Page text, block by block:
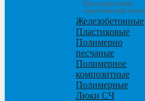
Высокопрочный
сверхтяжелый чугун
Железобетонные
Пластиковые
Полимерно
песчаные
Полимерное
композитные
Полимерные
Люки СЧ